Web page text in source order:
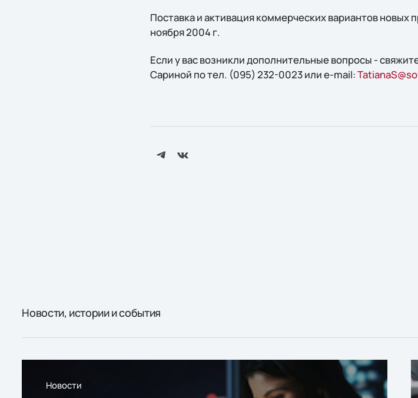
Поставка и активация коммерческих вариантов новых
ноября 2004 г.
Если у вас возникли дополнительные вопросы -
Сариной по тел. (095) 232-0023 или e-mail:
Новости, истории и события
Новости